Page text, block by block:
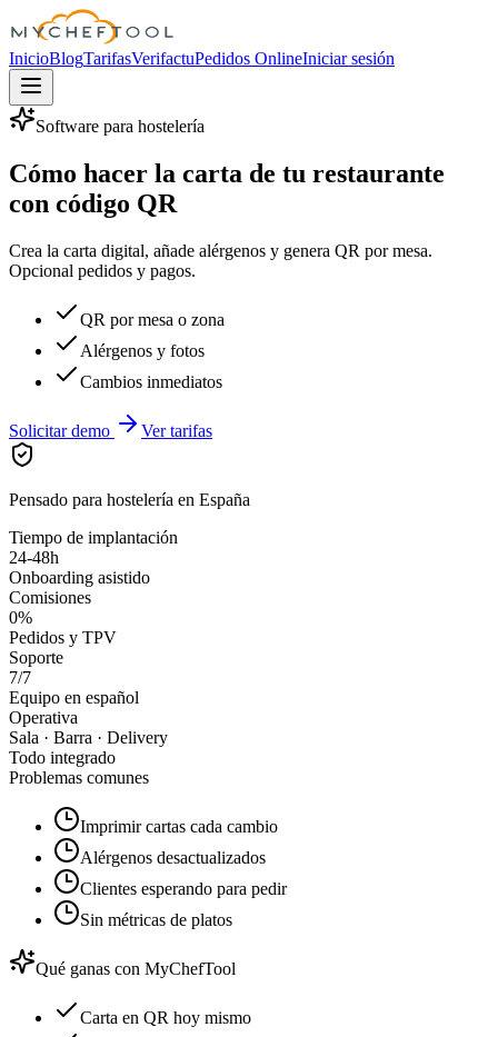
MyChefTool
InicioBlogTarifasVerifactuPedidos OnlineIniciar sesión
Software para hostelería
Cómo hacer la carta de tu restaurante
con código QR
Crea la carta digital, añade alérgenos y genera QR por mesa.
Opcional pedidos y pagos.
QR por mesa o zona
Alérgenos y fotos
Cambios inmediatos
Solicitar demo Ver tarifas
Pensado para hostelería en España
Tiempo de implantación
24-48h
Onboarding asistido
Comisiones
0%
Pedidos y TPV
Soporte
7/7
Equipo en español
Operativa
Sala · Barra · Delivery
Todo integrado
Problemas comunes
Imprimir cartas cada cambio
Alérgenos desactualizados
Clientes esperando para pedir
Sin métricas de platos
Qué ganas con MyChefTool
Carta en QR hoy mismo